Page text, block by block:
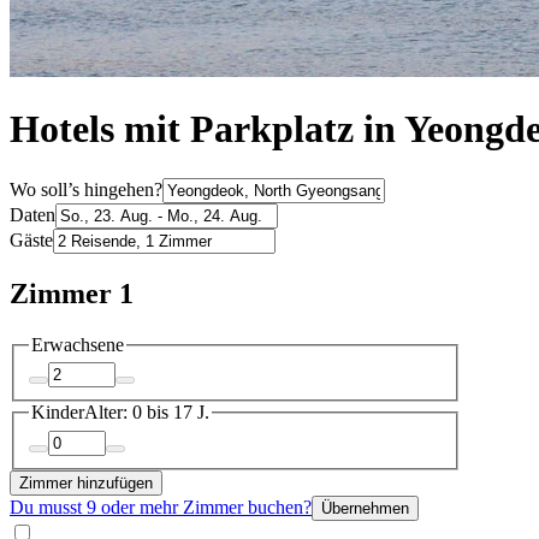
Hotels mit Parkplatz in
Wo soll’s hingehen?
Daten
Gäste
Zimmer 1
Erwachsene
KinderAlter: 0 bis 17 J.
Zimmer hinzufügen
Du musst 9 oder mehr Zimmer buchen? Übernehmen